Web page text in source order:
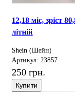
12,18 міс, зріст
літній
Shein (Шейн)
Артикул: 23857
250 грн.
Купити